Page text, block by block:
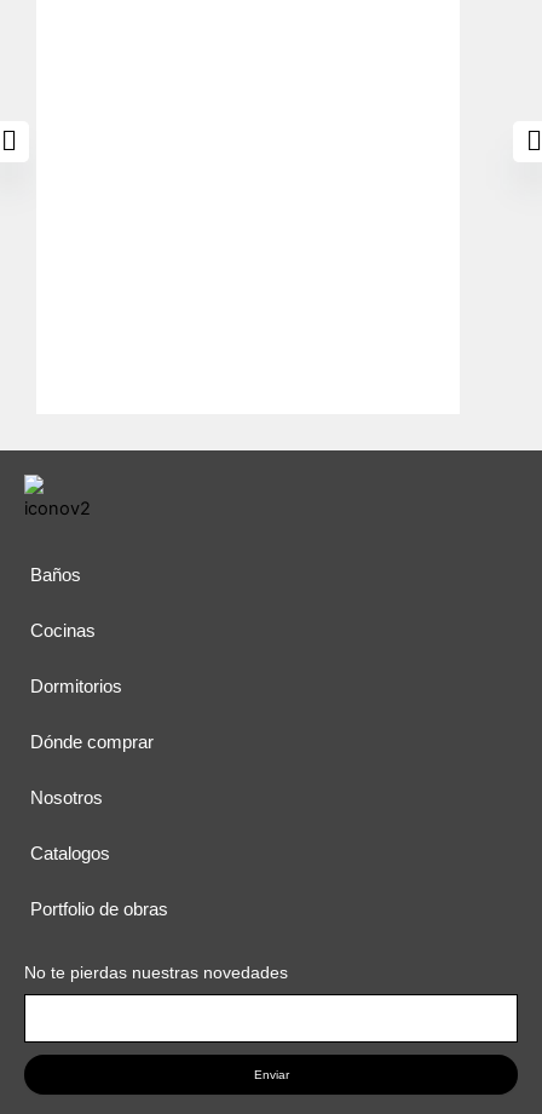
Baños
Cocinas
Dormitorios
Dónde comprar
Nosotros
Catalogos
Portfolio de obras
No te pierdas nuestras novedades
Enviar